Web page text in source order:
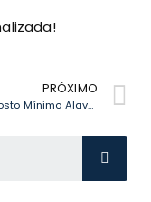
PRÓXIMO
Novo Imposto Mínimo Alavanca Reformas: Efeitos no Sul e Sudeste